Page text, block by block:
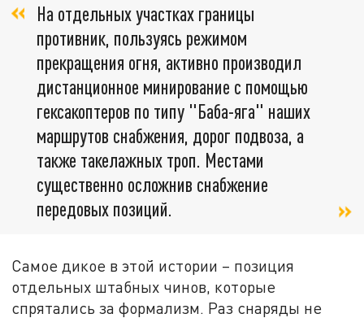
На отдельных участках границы
противник, пользуясь режимом
прекращения огня, активно производил
дистанционное минирование с помощью
гексакоптеров по типу "Баба-яга" наших
маршрутов снабжения, дорог подвоза, а
также такелажных троп. Местами
существенно осложнив снабжение
передовых позиций.
Самое дикое в этой истории – позиция
отдельных штабных чинов, которые
спрятались за формализм. Раз снаряды не